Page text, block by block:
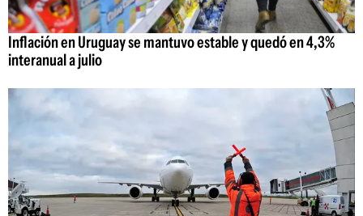
Inflación en Uruguay se mantuvo estable y quedó en 4,3%
interanual a julio